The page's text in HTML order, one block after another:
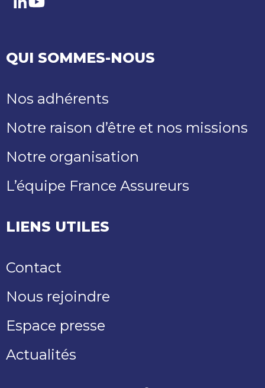
LinkedIn
Youtube
QUI SOMMES-NOUS
Nos adhérents
Notre raison d’être et nos missions
Notre organisation
L’équipe France Assureurs
LIENS UTILES
Contact
Nous rejoindre
Espace presse
Actualités